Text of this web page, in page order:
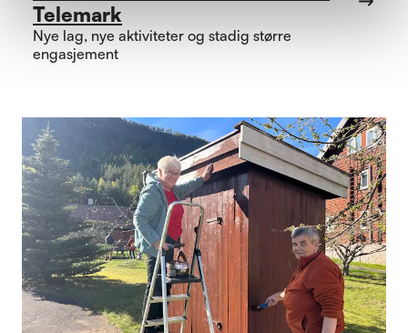
Telemark
Nye lag, nye aktiviteter og stadig større
engasjement